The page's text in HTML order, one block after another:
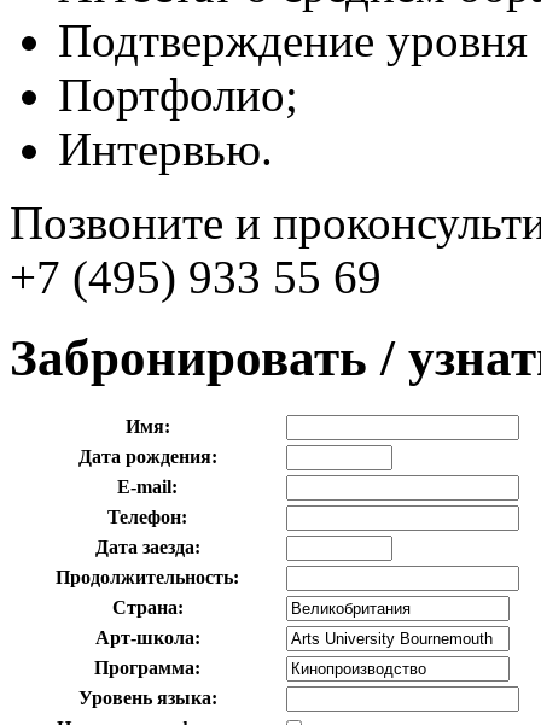
Подтверждение уровня
Портфолио;
Интервью.
Позвоните и
+7 (495) 933 55 69
Забронировать /
Имя:
Дата рождения:
E-mail:
Телефон:
Дата заезда:
Продолжительность:
Страна:
Арт-школа:
Программа:
Уровень языка: